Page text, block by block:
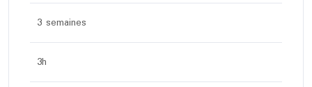
3 semaines
3h